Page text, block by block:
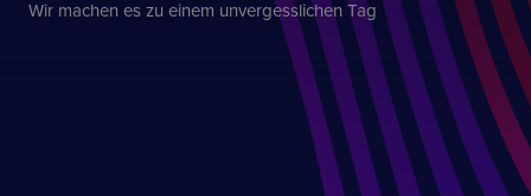
Wir machen es zu einem unvergesslichen Tag